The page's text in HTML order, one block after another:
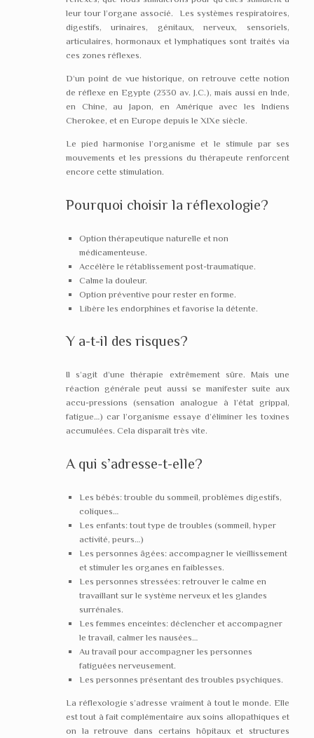
leur tour l’organe associé. Les systèmes respiratoires,
digestifs, urinaires, génitaux, nerveux, sensoriels,
articulaires, hormonaux et lymphatiques sont traités via
ces zones réflexes.
D’un point de vue historique, on retrouve cette notion
de réflexe en Egypte (2330 av. J.C.), mais aussi en Inde,
en Chine, au Japon, en Amérique avec les Indiens
Cherokee, et en Europe depuis le XIXe siècle.
Le pied harmonise l’organisme et le stimule par ses
mouvements et les pressions du thérapeute renforcent
encore cette stimulation.
Pourquoi choisir la réflexologie?
Option thérapeutique naturelle et non
médicamenteuse.
Accélère le rétablissement post-traumatique.
Calme la douleur.
Option préventive pour rester en forme.
Libère les endorphines et favorise la détente.
Y a-t-il des risques?
Il s’agit d’une thérapie extrêmement sûre. Mais une
réaction générale peut aussi se manifester suite aux
accu-pressions (sensation analogue à l’état grippal,
fatigue…) car l’organisme essaye d’éliminer les toxines
accumulées. Cela disparaît très vite.
A qui s’adresse-t-elle?
Les bébés: trouble du sommeil, problèmes digestifs,
coliques…
Les enfants: tout type de troubles (sommeil, hyper
activité, peurs…)
Les personnes âgées: accompagner le vieillissement
et stimuler les organes en faiblesses.
Les personnes stressées: retrouver le calme en
travaillant sur le système nerveux et les glandes
surrénales.
Les femmes enceintes: déclencher et accompagner
le travail, calmer les nausées…
Au travail pour accompagner les personnes
fatiguées nerveusement.
Les personnes présentant des troubles psychiques.
La réflexologie s’adresse vraiment à tout le monde. Elle
est tout à fait complémentaire aux soins allopathiques et
on la retrouve dans certains hôpitaux et structures